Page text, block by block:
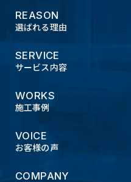
REASON
選ばれる理由
SERVICE
サービス内容
WORKS
施工事例
VOICE
お客様の声
COMPANY